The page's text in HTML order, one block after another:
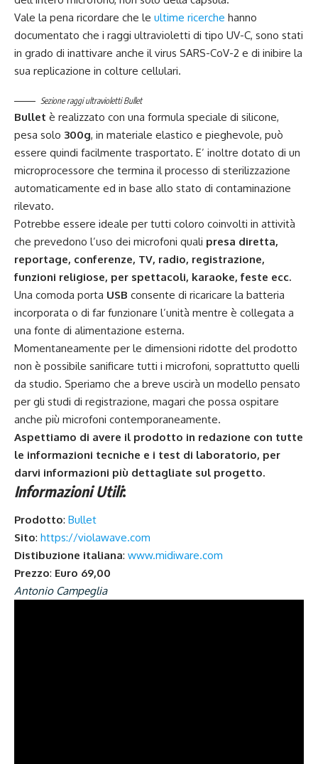
Vale la pena ricordare che le ultime ricerche hanno
documentato che i raggi ultravioletti di tipo UV-C, sono stati
in grado di inattivare anche il virus SARS-CoV-2 e di inibire la
sua replicazione in colture cellulari.
Sezione raggi ultravioletti Bullet
Bullet è realizzato con una formula speciale di silicone,
pesa solo 300g, in materiale elastico e pieghevole, può
essere quindi facilmente trasportato. E’ inoltre dotato di un
microprocessore che termina il processo di sterilizzazione
automaticamente ed in base allo stato di contaminazione
rilevato.
Potrebbe essere ideale per tutti coloro coinvolti in attività
che prevedono l’uso dei microfoni quali presa diretta,
reportage, conferenze, TV, radio, registrazione,
funzioni religiose, per spettacoli, karaoke, feste ecc.
Una comoda porta USB consente di ricaricare la batteria
incorporata o di far funzionare l’unità mentre è collegata a
una fonte di alimentazione esterna.
Momentaneamente per le dimensioni ridotte del prodotto
non è possibile sanificare tutti i microfoni, soprattutto quelli
da studio. Speriamo che a breve uscirà un modello pensato
per gli studi di registrazione, magari che possa ospitare
anche più microfoni contemporaneamente.
Aspettiamo di avere il prodotto in redazione con tutte
le informazioni tecniche e i test di laboratorio, per
darvi informazioni più dettagliate sul progetto.
Informazioni Utili:
Prodotto: Bullet
Sito: https://violawave.com
Distibuzione italiana: www.midiware.com
Prezzo: Euro 69,00
Antonio Campeglia